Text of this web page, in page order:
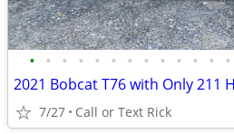
• • • • • • • • • • • • •
2021 Bobcat T76 with Only 211
7/27 Call or Text Rick